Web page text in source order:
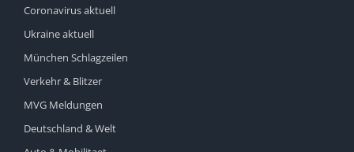
Coronavirus aktuell
Ukraine aktuell
München Schlagzeilen
Verkehr & Blitzer
MVG Meldungen
Deutschland & Welt